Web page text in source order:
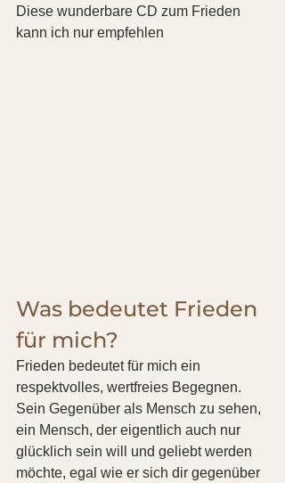
Diese wunderbare CD zum Frieden
kann ich nur empfehlen
Was bedeutet Frieden
für mich?
Frieden bedeutet für mich ein
respektvolles, wertfreies Begegnen.
Sein Gegenüber als Mensch zu sehen,
ein Mensch, der eigentlich auch nur
glücklich sein will und geliebt werden
möchte, egal wie er sich dir gegenüber